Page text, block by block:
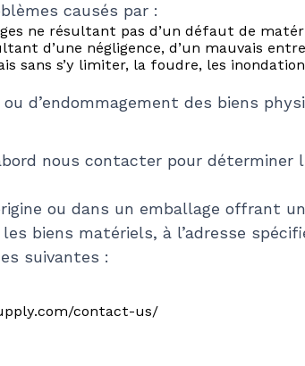
causés par :
ne résultant pas d’un défaut de
d’une négligence, d’un mauvais
sans s’y limiter, la foudre, les
d’endommagement des biens
nous contacter pour
ou dans un emballage offrant
biens matériels, à l’adresse
suivantes :
contact-us/